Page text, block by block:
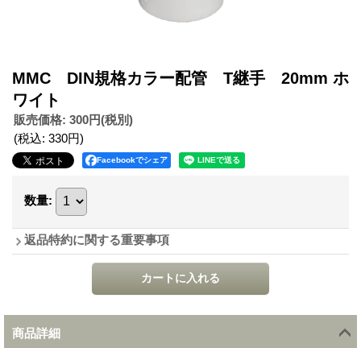
MMC DIN規格カラー配管 T継手 20mm ホ
ワイト
販売価格: 300円(税別)
(税込: 330円)
Facebookでシェア
数量:
返品特約に関する重要事項
商品詳細